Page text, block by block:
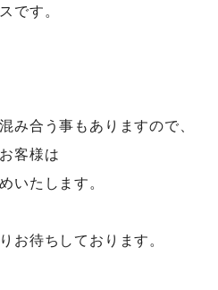
です。
み合う事もありますので、
客様は
いたします。
お待ちしております。